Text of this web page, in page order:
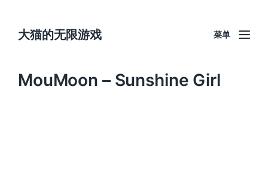
大猫的无限游戏 菜单
MouMoon – Sunshine Girl